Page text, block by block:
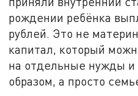
рождении ребёнка
рублей. Это не
капитал, который
на отдельные нужды
образом, а просто